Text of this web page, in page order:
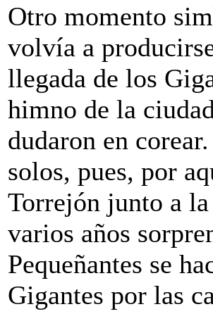
Otro momento
volvía a
llegada de los
himno de la
dudaron en
solos, pues, por
Torrejón junto a
varios años
Pequeñantes se
Gigantes por las